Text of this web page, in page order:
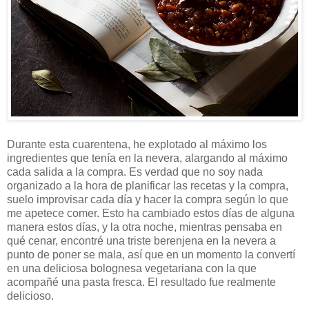
Durante esta cuarentena, he explotado al máximo los
ingredientes que tenía en la nevera, alargando al máximo
cada salida a la compra. Es verdad que no soy nada
organizado a la hora de planificar las recetas y la compra,
suelo improvisar cada día y hacer la compra según lo que
me apetece comer. Esto ha cambiado estos días de alguna
manera estos días, y la otra noche, mientras pensaba en
qué cenar, encontré una triste berenjena en la nevera a
punto de poner se mala, así que en un momento la convertí
en una deliciosa bolognesa vegetariana con la que
acompañé una pasta fresca. El resultado fue realmente
delicioso.